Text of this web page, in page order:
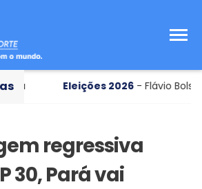
Eleições 2026- Flávio Bolsonaro
regressiva
30, Pará vai